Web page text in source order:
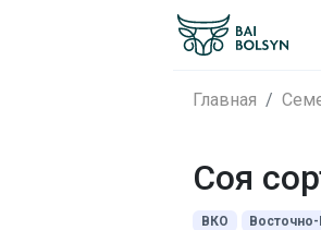
Главная
Соя
ВКО Восточно-